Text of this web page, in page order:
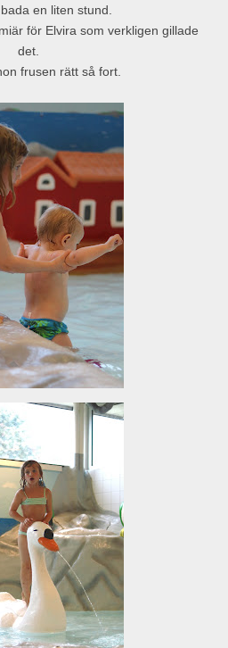
en liten stund.
för Elvira som verkligen gillade
det.
frusen rätt så fort.